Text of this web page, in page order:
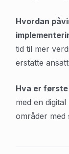
Hvordan
tid til mer
erstatte
Hva er
med en
områder med